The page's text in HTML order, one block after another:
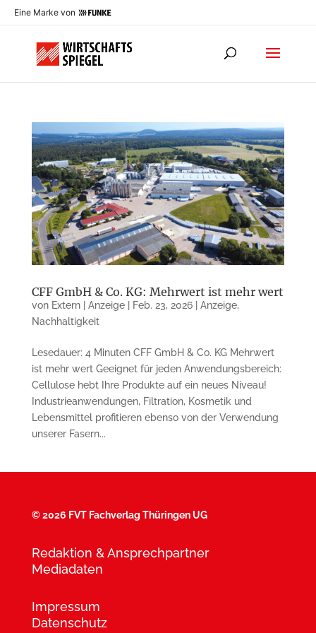
Eine Marke von
CFF GmbH & Co. KG: Mehrwert ist mehr wert
von Extern | Anzeige| Feb. 23, 2026| Anzeige,
Nachhaltigkeit
Lesedauer: 4 Minuten CFF GmbH & Co. KG Mehrwert
ist mehr wert Geeignet für jeden Anwendungsbereich:
Cellulose hebt Ihre Produkte auf ein neues Niveau!
Industrieanwendungen, Filtration, Kosmetik und
Lebensmittel profitieren ebenso von der Verwendung
unserer Fasern...
©2026 FVT Fachverlag Thüringen UG
Redaktion & Ansprechpartner
Mediadaten
Impressum
Datenschutz